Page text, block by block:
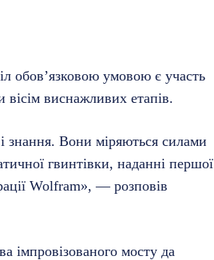
обов’язковою умовою є участь
виснажливих етапів.
знання. Вони міряються силами
гвинтівки, наданні першої
Wolfram», — розповів
імпровізованого мосту да